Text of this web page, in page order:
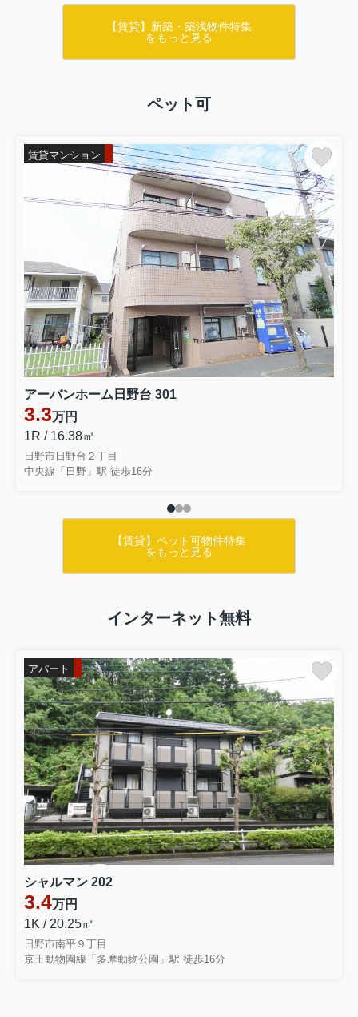
【賃貸】新築・築浅物件特集
をもっと見る
ペット可
賃貸マンション
アーバンホーム日野台 301
3.3万円
1R / 16.38㎡
日野市日野台２丁目
中央線「日野」駅 徒歩16分
【賃貸】ペット可物件特集
をもっと見る
インターネット無料
アパート
シャルマン 202
3.4万円
1K / 20.25㎡
日野市南平９丁目
京王動物園線「多摩動物公園」駅 徒歩16分